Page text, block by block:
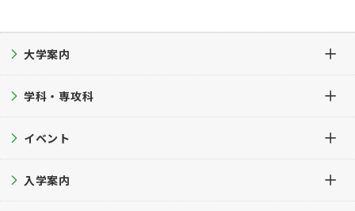
大学案内
大学案内TOP
建学の精神・教育理念・教育目的
沿革
学科・専攻科
学科・専攻科TOP
保育学科
イベント
イベントTOP
入学案内